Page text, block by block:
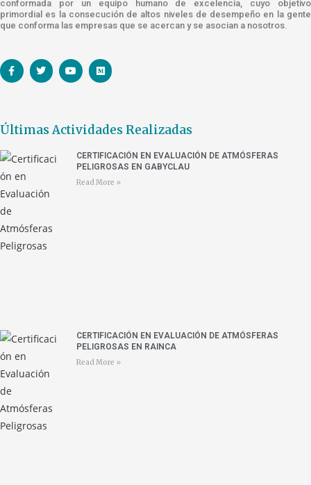
conformada por un equipo humano de excelencia, cuyo objetivo
primordial es la consecución de altos niveles de desempeño en la gente
que conforma las empresas que se acercan y se asocian a nosotros.
Últimas Actividades Realizadas
CERTIFICACIÓN EN EVALUACIÓN DE ATMÓSFERAS
PELIGROSAS EN GABYCLAU
Read More »
CERTIFICACIÓN EN EVALUACIÓN DE ATMÓSFERAS
PELIGROSAS EN RAINCA
Read More »